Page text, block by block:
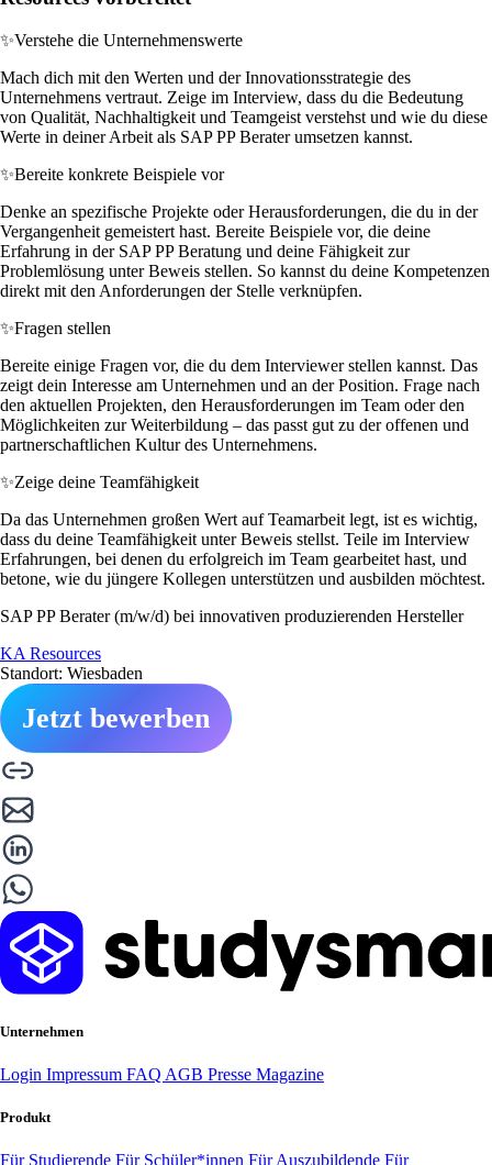
✨Verstehe die Unternehmenswerte
Mach dich mit den Werten und der Innovationsstrategie des
Unternehmens vertraut. Zeige im Interview, dass du die Bedeutung
von Qualität, Nachhaltigkeit und Teamgeist verstehst und wie du diese
Werte in deiner Arbeit als SAP PP Berater umsetzen kannst.
✨Bereite konkrete Beispiele vor
Denke an spezifische Projekte oder Herausforderungen, die du in der
Vergangenheit gemeistert hast. Bereite Beispiele vor, die deine
Erfahrung in der SAP PP Beratung und deine Fähigkeit zur
Problemlösung unter Beweis stellen. So kannst du deine Kompetenzen
direkt mit den Anforderungen der Stelle verknüpfen.
✨Fragen stellen
Bereite einige Fragen vor, die du dem Interviewer stellen kannst. Das
zeigt dein Interesse am Unternehmen und an der Position. Frage nach
den aktuellen Projekten, den Herausforderungen im Team oder den
Möglichkeiten zur Weiterbildung – das passt gut zu der offenen und
partnerschaftlichen Kultur des Unternehmens.
✨Zeige deine Teamfähigkeit
Da das Unternehmen großen Wert auf Teamarbeit legt, ist es wichtig,
dass du deine Teamfähigkeit unter Beweis stellst. Teile im Interview
Erfahrungen, bei denen du erfolgreich im Team gearbeitet hast, und
betone, wie du jüngere Kollegen unterstützen und ausbilden möchtest.
SAP PP Berater (m/w/d) bei innovativen produzierenden Hersteller
KA Resources
Standort: Wiesbaden
Jetzt bewerben
Unternehmen
Login Impressum FAQ AGB Presse Magazine
Produkt
Für Studierende Für Schüler*innen Für Auszubildende Für